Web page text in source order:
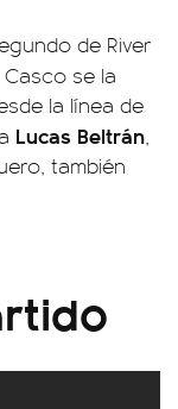
de River
se la
la línea de
Lucas Beltrán,
también